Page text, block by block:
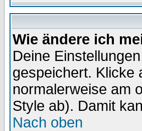
Wie ändere ich
Deine
gespeichert. Klicke
normalerweise am
Style ab). Damit
Nach oben